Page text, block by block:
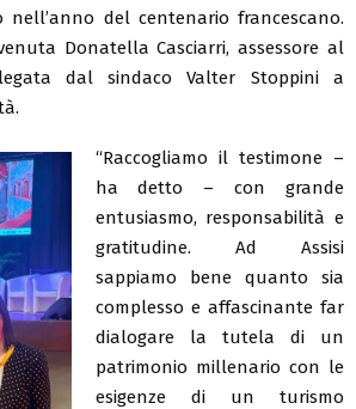
del centenario francescano.
Donatella Casciarri, assessore al
dal sindaco Valter Stoppini a
“Raccogliamo il testimone –
ha detto – con grande
entusiasmo, responsabilità e
gratitudine. Ad Assisi
sappiamo bene quanto sia
complesso e affascinante far
dialogare la tutela di un
patrimonio millenario con le
esigenze di un turismo